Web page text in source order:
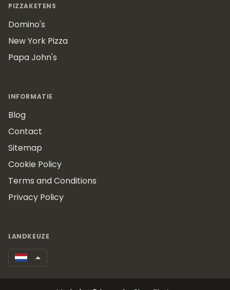
PIZZAKETENS
Domino's
New York Pizza
Papa John's
INFORMATIE
Blog
Contact
Sitemap
Cookie Policy
Terms and Conditions
Privacy Policy
LANDKEUZE